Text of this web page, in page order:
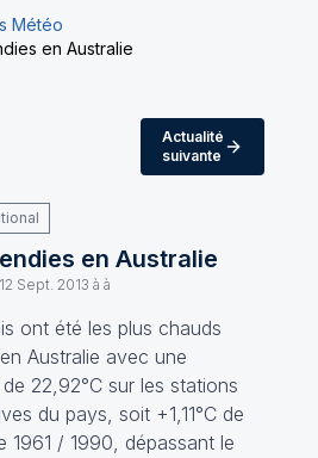
Météo
en Australie
Actualité
suivante
en Australie
12 Sept. 2013 à à
ont été les plus chauds
Australie avec une
22,92°C sur les stations
du pays, soit +1,11°C de
1961 / 1990, dépassant le